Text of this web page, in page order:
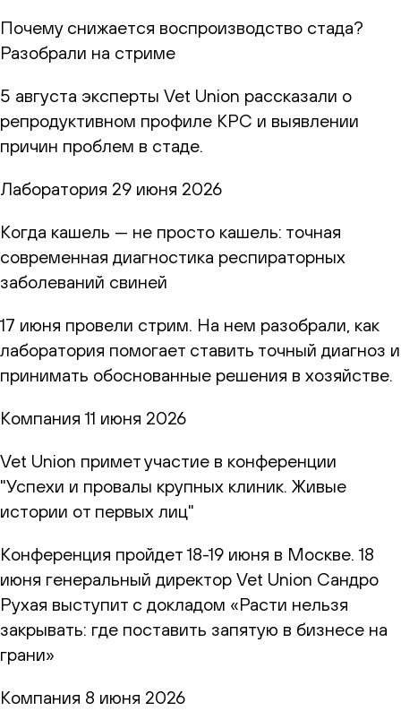
Почему снижается воспроизводство стада?
Разобрали на стриме
5 августа эксперты Vet Union рассказали о
репродуктивном профиле КРС и выявлении
причин проблем в стаде.
Лаборатория 29 июня 2026
Когда кашель — не просто кашель: точная
современная диагностика респираторных
заболеваний свиней
17 июня провели стрим. На нем разобрали, как
лаборатория помогает ставить точный диагноз и
принимать обоснованные решения в хозяйстве.
Компания 11 июня 2026
Vet Union примет участие в конференции
"Успехи и провалы крупных клиник. Живые
истории от первых лиц"
Конференция пройдет 18-19 июня в Москве. 18
июня генеральный директор Vet Union Сандро
Рухая выступит с докладом «Расти нельзя
закрывать: где поставить запятую в бизнесе на
грани»
Компания 8 июня 2026